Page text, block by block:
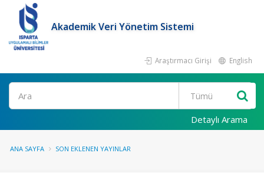
Akademik Veri Yönetim Sistemi
Araştırmacı Girişi English
Ara
Detaylı Arama
ANA SAYFA SON EKLENEN YAYINLAR